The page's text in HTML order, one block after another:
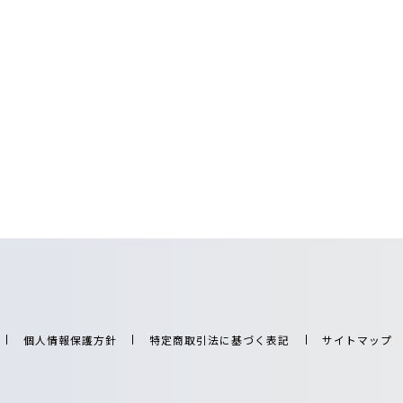
個人情報保護方針 特定商取引法に基づく表記 サイトマップ